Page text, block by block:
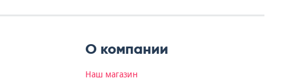
О компании
Наш магазин